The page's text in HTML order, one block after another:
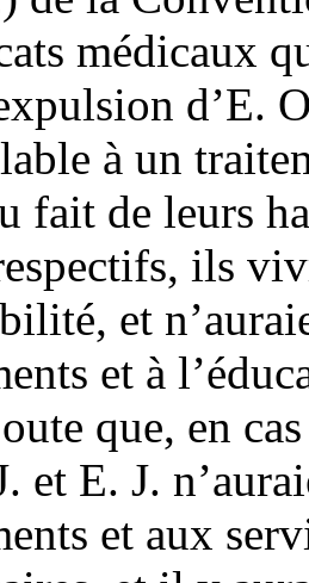
médicaux
d’E.
à un
fait de leurs
ils
et
et à
que, en
et E. J.
et aux